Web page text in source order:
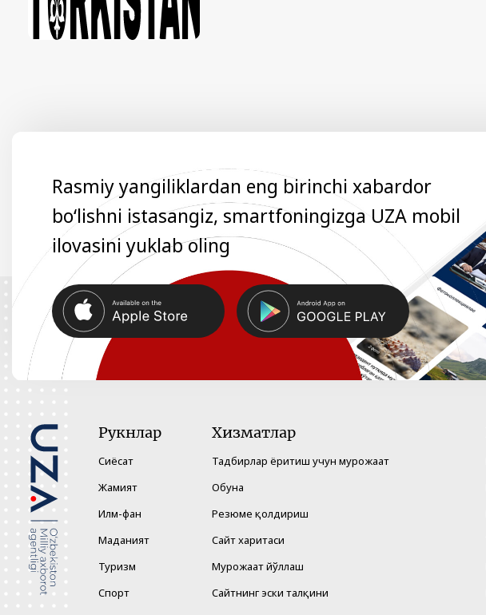
Rasmiy yangiliklardan eng birinchi xabardor
bo‘lishni istasangiz, smartfoningizga UZA mobil
ilovasini yuklab oling
Рукнлар
Сиёсат
Жамият
Илм-фан
Маданият
Туризм
Спорт
Хизматлар
Тадбирлар ёритиш учун мурожаат
Обуна
Резюме қолдириш
Сайт харитаси
Мурожаат йўллаш
Сайтнинг эски талқини